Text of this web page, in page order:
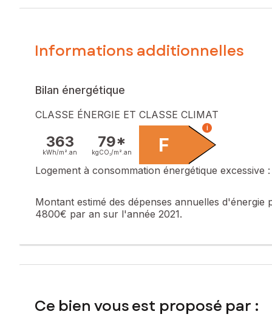
Cette maison de 95 m² sur un terrain de 545 m²,
Prix de vente : 315 000 €
Honoraires charge vendeur
Contactez votre conseiller SAFTI : Éric BERNET, Tél. :
Informations additionnelles
Bilan énergétique
CLASSE ÉNERGIE ET CLASSE CLIMAT
363
kWh/m². an
79*
kgCO₂/m². an F
i
Logement à consommation énergétique excessive
Montant estimé des dépenses annuelles
4800€ par an sur l'année 2021.
Ce bien vous est proposé par :